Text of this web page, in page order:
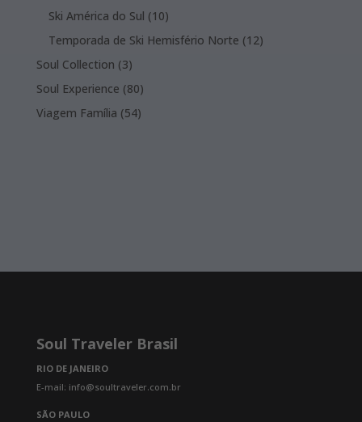
Ski América do Sul 1010
products
Temporada de Ski Hemisfério Norte 1212
Soul Collection 33
products
Soul Experience 8080
products
Viagem Família 5454
Soul Traveler Brasil
RIO DE JANEIRO
E-mail: info@soultraveler.com.br
SÃO PAULO